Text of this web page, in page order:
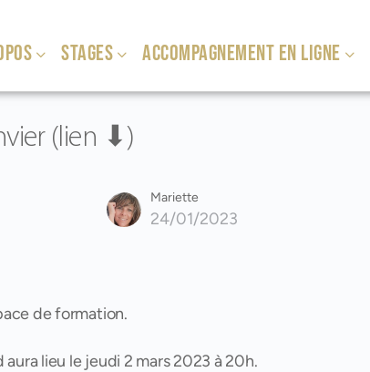
STAGES ACCOMPAGNEMENT EN LIGNE
(lien ⬇)
Mariette
24/01/2023
de formation.
lieu le jeudi 2 mars 2023 à 20h.